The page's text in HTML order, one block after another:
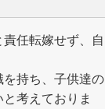
任転嫁せず、自
を持ち、子供達の
考えておりま